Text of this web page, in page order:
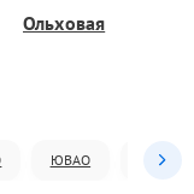
Ольховая
ЮВАО ЮАО